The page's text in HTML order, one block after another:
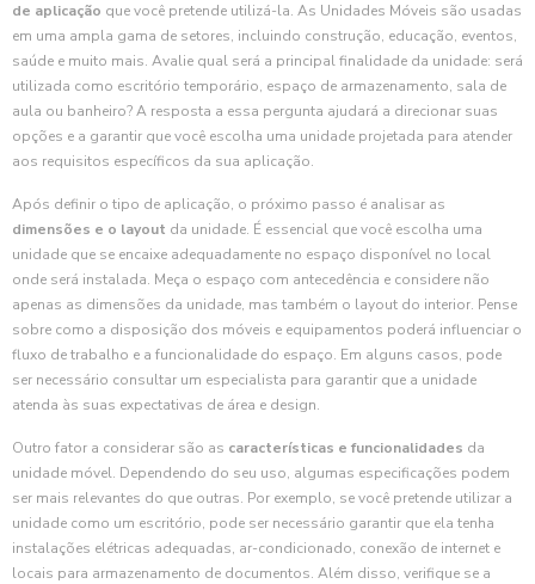
de aplicação que você pretende utilizá-la. As Unidades Móveis são usadas
em uma ampla gama de setores, incluindo construção, educação, eventos,
saúde e muito mais. Avalie qual será a principal finalidade da unidade: será
utilizada como escritório temporário, espaço de armazenamento, sala de
aula ou banheiro? A resposta a essa pergunta ajudará a direcionar suas
opções e a garantir que você escolha uma unidade projetada para atender
aos requisitos específicos da sua aplicação.
Após definir o tipo de aplicação, o próximo passo é analisar as
dimensões e o layout da unidade. É essencial que você escolha uma
unidade que se encaixe adequadamente no espaço disponível no local
onde será instalada. Meça o espaço com antecedência e considere não
apenas as dimensões da unidade, mas também o layout do interior. Pense
sobre como a disposição dos móveis e equipamentos poderá influenciar o
fluxo de trabalho e a funcionalidade do espaço. Em alguns casos, pode
ser necessário consultar um especialista para garantir que a unidade
atenda às suas expectativas de área e design.
Outro fator a considerar são as características e funcionalidades da
unidade móvel. Dependendo do seu uso, algumas especificações podem
ser mais relevantes do que outras. Por exemplo, se você pretende utilizar a
unidade como um escritório, pode ser necessário garantir que ela tenha
instalações elétricas adequadas, ar-condicionado, conexão de internet e
locais para armazenamento de documentos. Além disso, verifique se a